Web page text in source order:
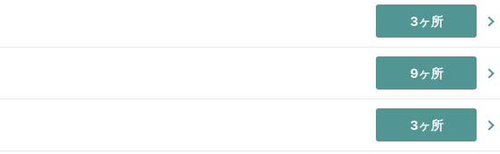
3ヶ所
9ヶ所
3ヶ所